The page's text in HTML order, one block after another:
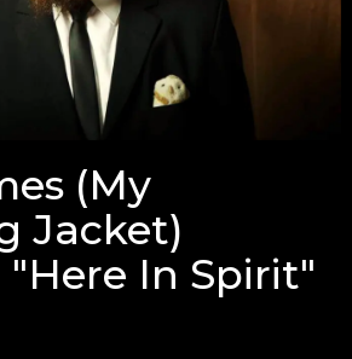
(My
Jacket)
In Spirit"